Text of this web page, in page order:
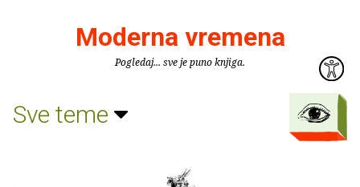
Moderna vremena
Pogledaj... sve je puno knjiga.
Sve teme